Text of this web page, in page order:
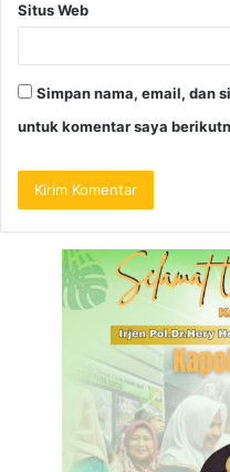
Situs Web
Simpan nama, email, dan
untuk komentar saya